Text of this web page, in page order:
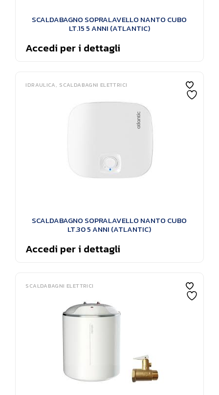
SCALDABAGNO SOPRALAVELLO NANTO CUBO
LT.15 5 ANNI (ATLANTIC)
Accedi per i dettagli
IDRAULICA SCALDABAGNI ELETTRICI
SCALDABAGNO SOPRALAVELLO NANTO CUBO
LT.30 5 ANNI (ATLANTIC)
Accedi per i dettagli
SCALDABAGNI ELETTRICI